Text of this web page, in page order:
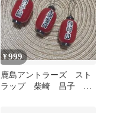
¥999
鹿島アントラーズ スト
ラップ 柴崎 昌子 土